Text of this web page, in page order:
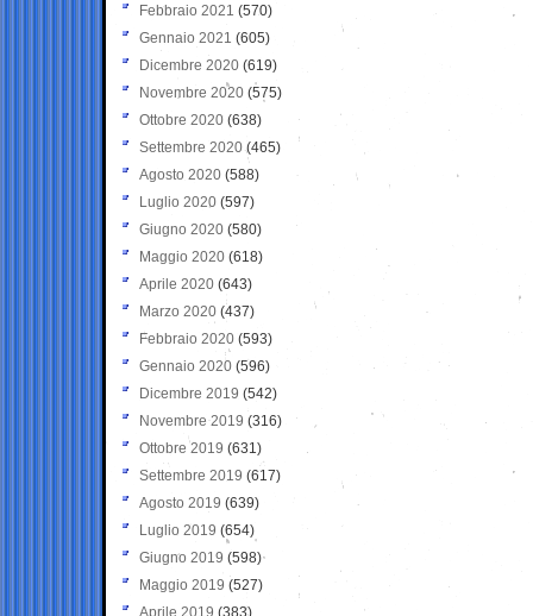
Febbraio 2021 (570)
Gennaio 2021 (605)
Dicembre 2020 (619)
Novembre 2020 (575)
Ottobre 2020 (638)
Settembre 2020(465)
Agosto 2020 (588)
Luglio 2020 (597)
Giugno 2020 (580)
Maggio 2020 (618)
Aprile 2020 (643)
Marzo 2020 (437)
Febbraio 2020 (593)
Gennaio 2020 (596)
Dicembre 2019 (542)
Novembre 2019 (316)
Ottobre 2019 (631)
Settembre 2019 (617)
Agosto 2019 (639)
Luglio 2019 (654)
Giugno 2019 (598)
Maggio 2019 (527)
Aprile 2019 (383)